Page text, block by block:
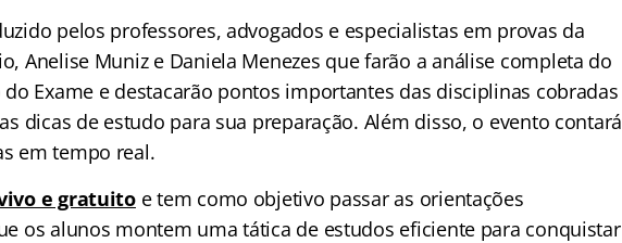
pelos professores, advogados e especialistas em provas da
Anelise Muniz e Daniela Menezes que farão a análise completa do
Exame e destacarão pontos importantes das disciplinas cobradas
dicas de estudo para sua preparação. Além disso, o evento contará
em tempo real.
e gratuito e tem como objetivo passar as orientações
os alunos montem uma tática de estudos eficiente para conquistar